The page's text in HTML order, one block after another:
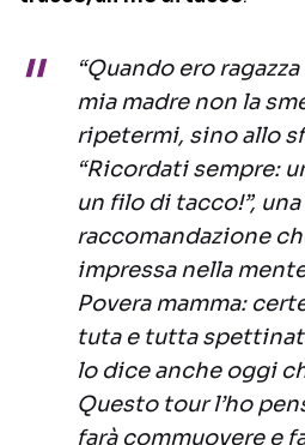
“Quando ero
mia madre non la
ripetermi, sino allo
“Ricordati sempre:
un filo di tacco!”, una
raccomandazione
impressa nella
Povera mamma:
tuta e tutta
lo dice anche oggi
Questo tour l’ho
farà commuovere e